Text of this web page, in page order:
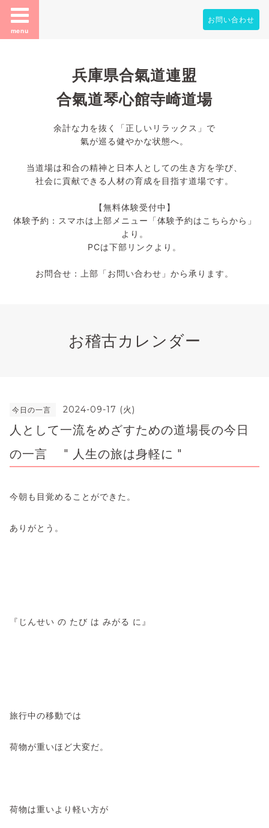
menu
お問い合わせ
兵庫県合氣道連盟
合氣道琴心館寺崎道場
余計な力を抜く「正しいリラックス」で
氣が巡る健やかな状態へ。
当道場は和合の精神と日本人としての生き方を学び、
社会に貢献できる人材の育成を目指す道場です。
【無料体験受付中】
体験予約：スマホは上部メニュー「体験予約はこちらから」
より。
PCは下部リンクより。
お問合せ：上部「お問い合わせ」から承ります。
お稽古カレンダー
今日の一言 2024-09-17 (火)
人として一流をめざすための道場長の今日
の一言 " 人生の旅は身軽に "
今朝も目覚めることができた。
ありがとう。
『じんせい の たび は みがる に』
旅行中の移動では
荷物が重いほど大変だ。
荷物は重いより軽い方が